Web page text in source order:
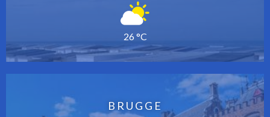
26 °C
BRUGGE